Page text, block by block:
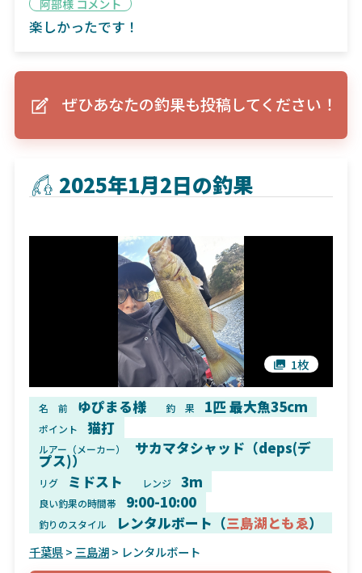
阿部様 コメント
楽しかったです！
ぜひあなたの釣果も投稿してください！
2025年1月2日の釣果
1枚
名 前 ゆぴまる様 釣 果 1匹 最大魚35cm
ポイント 猫打
ルアー（メーカー） サカマタシャッド（deps(デ
プス)）
リグ ミドスト レンジ 3m
良い釣果の時間帯 9:00-10:00
釣りのスタイル レンタルボート（三島湖ともゑ）
千葉県> 三島湖> レンタルボート